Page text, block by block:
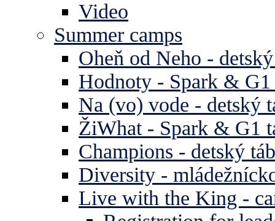
Video
Summer camps
Oheň od Neho -
Hodnoty - Spark & G1
Na (vo) vode - detský
ŽiWhat - Spark & G1
Champions - detský
Diversity -
Live with the King -